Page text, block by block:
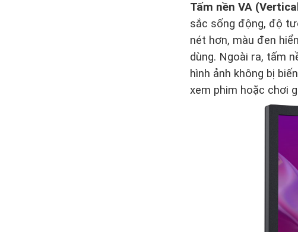
Tấm nền VA
sắc sống động, độ
nét hơn, màu đen
dùng. Ngoài ra, tấm
hình ảnh không bị
xem phim hoặc chơi